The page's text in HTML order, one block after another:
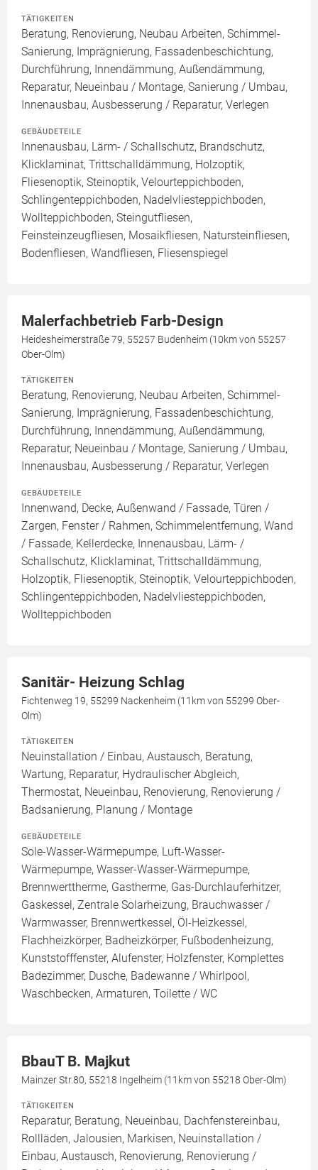
TÄTIGKEITEN
Beratung, Renovierung, Neubau Arbeiten, Schimmel-
Sanierung, Imprägnierung, Fassadenbeschichtung,
Durchführung, Innendämmung, Außendämmung,
Reparatur, Neueinbau / Montage, Sanierung / Umbau,
Innenausbau, Ausbesserung / Reparatur, Verlegen
GEBÄUDETEILE
Innenausbau, Lärm- / Schallschutz, Brandschutz,
Klicklaminat, Trittschalldämmung, Holzoptik,
Fliesenoptik, Steinoptik, Velourteppichboden,
Schlingenteppichboden, Nadelvliesteppichboden,
Wollteppichboden, Steingutfliesen,
Feinsteinzeugfliesen, Mosaikfliesen, Natursteinfliesen,
Bodenfliesen, Wandfliesen, Fliesenspiegel
Malerfachbetrieb Farb-Design
Heidesheimerstraße 79, 55257 Budenheim (10km von 55257
Ober-Olm)
TÄTIGKEITEN
Beratung, Renovierung, Neubau Arbeiten, Schimmel-
Sanierung, Imprägnierung, Fassadenbeschichtung,
Durchführung, Innendämmung, Außendämmung,
Reparatur, Neueinbau / Montage, Sanierung / Umbau,
Innenausbau, Ausbesserung / Reparatur, Verlegen
GEBÄUDETEILE
Innenwand, Decke, Außenwand / Fassade, Türen /
Zargen, Fenster / Rahmen, Schimmelentfernung, Wand
/ Fassade, Kellerdecke, Innenausbau, Lärm- /
Schallschutz, Klicklaminat, Trittschalldämmung,
Holzoptik, Fliesenoptik, Steinoptik, Velourteppichboden,
Schlingenteppichboden, Nadelvliesteppichboden,
Wollteppichboden
Sanitär- Heizung Schlag
Fichtenweg 19, 55299 Nackenheim (11km von 55299 Ober-
Olm)
TÄTIGKEITEN
Neuinstallation / Einbau, Austausch, Beratung,
Wartung, Reparatur, Hydraulischer Abgleich,
Thermostat, Neueinbau, Renovierung, Renovierung /
Badsanierung, Planung / Montage
GEBÄUDETEILE
Sole-Wasser-Wärmepumpe, Luft-Wasser-
Wärmepumpe, Wasser-Wasser-Wärmepumpe,
Brennwerttherme, Gastherme, Gas-Durchlauferhitzer,
Gaskessel, Zentrale Solarheizung, Brauchwasser /
Warmwasser, Brennwertkessel, Öl-Heizkessel,
Flachheizkörper, Badheizkörper, Fußbodenheizung,
Kunststofffenster, Alufenster, Holzfenster, Komplettes
Badezimmer, Dusche, Badewanne / Whirlpool,
Waschbecken, Armaturen, Toilette / WC
BbauT B. Majkut
Mainzer Str.80, 55218 Ingelheim (11km von 55218 Ober-Olm)
TÄTIGKEITEN
Reparatur, Beratung, Neueinbau, Dachfenstereinbau,
Rollläden, Jalousien, Markisen, Neuinstallation /
Einbau, Austausch, Renovierung, Renovierung /